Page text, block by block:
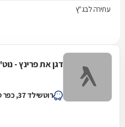
עתירה לבג"ץ
דגן את פרינץ - נוט'
רוטשילד 37, כפר סבא